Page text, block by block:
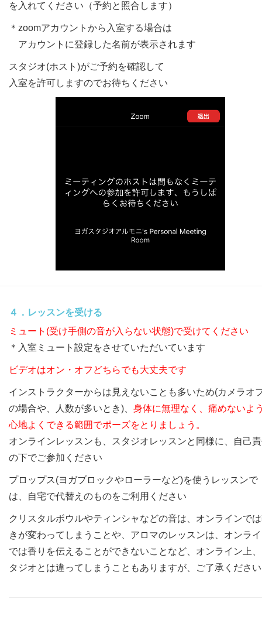
を入れてください（予約と照合します）
＊zoomアカウントから入室する場合は
アカウントに登録した名前が表示されます
スタジオ(ホスト)がご予約を確認して
入室を許可しますのでお待ちください
４．レッスンを受ける
ミュート(受け手側の音が入らない状態)で受けてください
＊入室ミュート設定をさせていただいています
ビデオはオン・オフどちらでも大丈夫です
インストラクターからは見えないことも多いため(カメラオ
の場合や、人数が多いとき)、 身体に無理なく、痛めないよ
心地よくできる範囲でポーズをとりましょう。
オンラインレッスンも、スタジオレッスンと同様に、自己
の下でご参加ください
プロップス(ヨガブロックやローラーなど)を使うレッスンで
は、自宅で代替えのものをご利用ください
クリスタルボウルやティンシャなどの音は、オンラインで
きが変わってしまうことや、アロマのレッスンは、オンラ
では香りを伝えることができないことなど、オンライン上
タジオとは違ってしまうこともありますが、ご了承ください